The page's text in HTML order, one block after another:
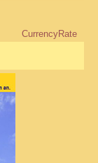
CurrencyRate